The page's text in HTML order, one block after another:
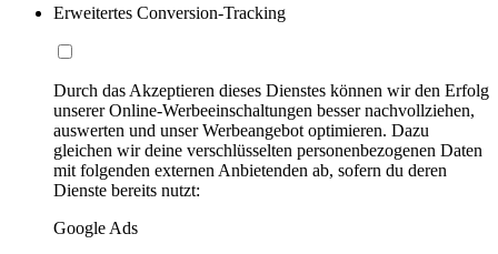
Erweitertes Conversion-Tracking
Durch das Akzeptieren dieses Dienstes können wir den Erfolg
unserer Online-Werbeeinschaltungen besser nachvollziehen,
auswerten und unser Werbeangebot optimieren. Dazu
gleichen wir deine verschlüsselten personenbezogenen Daten
mit folgenden externen Anbietenden ab, sofern du deren
Dienste bereits nutzt:
Google Ads